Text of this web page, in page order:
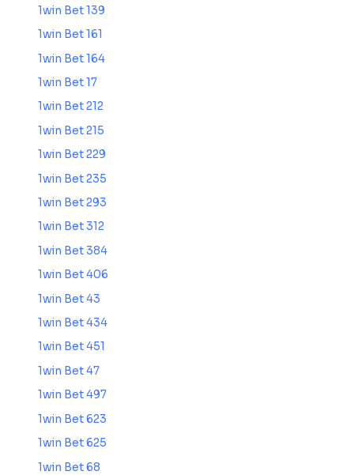
1win Bet 139
1win Bet 161
1win Bet 164
1win Bet 17
1win Bet 212
1win Bet 215
1win Bet 229
1win Bet 235
1win Bet 293
1win Bet 312
1win Bet 384
1win Bet 406
1win Bet 43
1win Bet 434
1win Bet 451
1win Bet 47
1win Bet 497
1win Bet 623
1win Bet 625
1win Bet 68